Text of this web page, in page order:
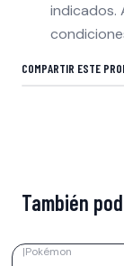
indicados.
COMPARTIR ESTE
También
|Pokémon